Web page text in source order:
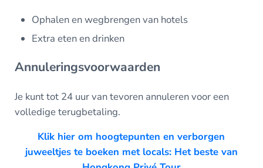
Ophalen en wegbrengen van hotels
Extra eten en drinken
Annuleringsvoorwaarden
Je kunt tot 24 uur van tevoren annuleren voor een
volledige terugbetaling.
Klik hier om hoogtepunten en verborgen
juweeltjes te boeken met locals: Het beste van